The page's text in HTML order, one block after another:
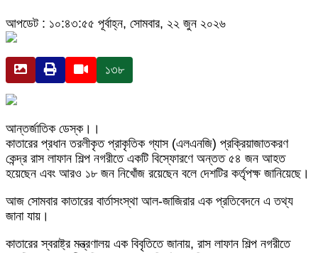
আপডেট : ১০:৪৩:৫৫ পূর্বাহ্ন, সোমবার, ২২ জুন ২০২৬
১৩৮
আন্তর্জাতিক ডেস্ক।।
কাতারের প্রধান তরলীকৃত প্রাকৃতিক গ্যাস (এলএনজি) প্রক্রিয়াজাতকরণ
কেন্দ্র রাস লাফান শিল্প নগরীতে একটি বিস্ফোরণে অন্তত ৫৪ জন আহত
হয়েছেন এবং আরও ১৮ জন নিখোঁজ রয়েছেন বলে দেশটির কর্তৃপক্ষ জানিয়েছে।
আজ সোমবার কাতারের বার্তাসংস্থা আল-জাজিরার এক প্রতিবেদনে এ তথ্য
জানা যায়।
কাতারের স্বরাষ্ট্র মন্ত্রণালয় এক বিবৃতিতে জানায়, রাস লাফান শিল্প নগরীতে